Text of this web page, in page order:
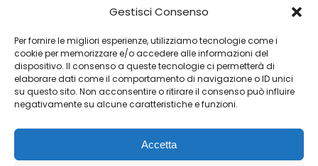
Gestisci Consenso
Per fornire le migliori esperienze, utilizziamo tecnologie come i
cookie per memorizzare e/o accedere alle informazioni del
dispositivo. Il consenso a queste tecnologie ci permetterà di
elaborare dati come il comportamento di navigazione o ID unici
su questo sito. Non acconsentire o ritirare il consenso può influire
negativamente su alcune caratteristiche e funzioni.
Accetta